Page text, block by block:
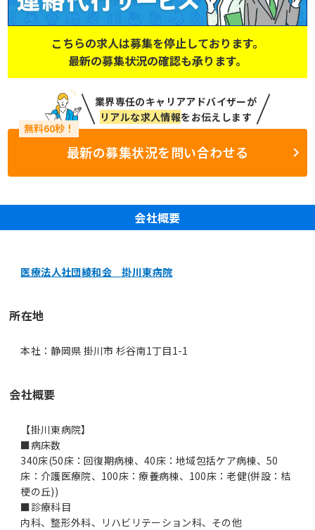
こちらの求人は募集を停止しております。
最新の募集状況の確認も承ります。
業界専任のキャリアアドバイザーが
リアルな求人情報をお伝えします
最新の募集状況を問い合わせる
会社概要
医療法人社団綾和会 掛川東病院
所在地
本社：静岡県 掛川市 杉谷南1丁目1-1
会社概要
【掛川東病院】
■病床数
340床(50床：回復期病棟、40床：地域包括ケア病棟、50
床：介護医療院、100床：療養病棟、100床：老健(併設：桔
梗の丘))
■診療科目
内科、整形外科、リハビリテーション科、その他